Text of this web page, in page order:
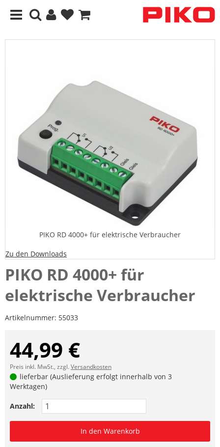
PIKO RD 4000+ für elektrische Verbraucher
Zu den Downloads
PIKO RD 4000+ für
elektrische Verbraucher
Artikelnummer: 55033
44,99 €
Preis inkl. MwSt., zzgl.Versandkosten
lieferbar (Auslieferung erfolgt innerhalb von 3
Werktagen)
Anzahl:
In den Warenkorb